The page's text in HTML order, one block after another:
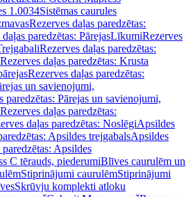
1.0034Sistēmas caurules
Rezerves daļas paredzētas:
paredzētas: PārejasLīkumiRezerves
Rezerves daļas paredzētas:
Rezerves daļas paredzētas: Krusta
Rezerves daļas paredzētas:
un savienojumi,
paredzētas: Pārejas un savienojumi,
Rezerves daļas paredzētas:
daļas paredzētas: NoslēgiApsildes
Apsildes trejgabalsApsildes
Apsildes
C tērauds, piederumiBlīves caurulēm un
Stiprinājumi caurulēmStiprinājumi
Skrūvju komplekti atloku